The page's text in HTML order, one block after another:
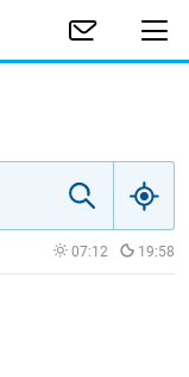
07:12 19:58